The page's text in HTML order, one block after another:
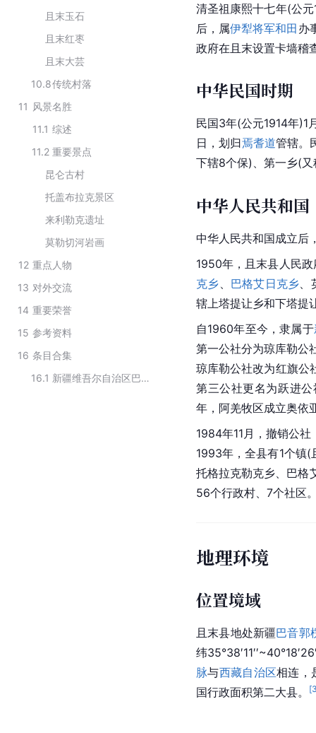
且末玉石
且末红枣
且末大芸
10.8传统村落
11 风景名胜
11.1 综述
11.2 重要景点
昆仑古村
托盖布拉克景区
来利勒克遗址
莫勒切河岩画
12 重点人物
13 对外交流
14 重要荣誉
15 参考资料
16 条目合集
16.1
新疆维吾尔自治区巴音郭楞蒙古自治州下辖县级行政单位
清圣祖康熙十七年(公
后，属伊犁将军和田 办
政府在且末设置卡墙稽
中华民国时期
民国3年(公元1914年)1
日，划归焉耆道管辖。
下辖8个保)、第一乡(又
中华人民共和国
中华人民共和国成立后
1950年，且末县人民
克乡
巴格艾日克乡
辖上塔提让乡和下塔提
自1960年至今，隶属于
第一公社分为琼库勒公
琼库勒公社改为红旗公
第三公社更名为跃进
年，阿羌牧区成立奥依
1984年11月，撤销公
1993年，全县有1个镇(
托格拉克勒克乡 、巴
56个行政村 、7个社区
地理环境
位置境域
且末县地处新疆巴音郭
纬
脉与西藏自治区相连，
国行政面积第二大县。
[